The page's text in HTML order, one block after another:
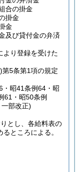
合の掛金
掛金
金
及び貸付金の弁済
より登録を受けた
第5条第1項の規定
・昭41条例64・昭
61・昭50条例
部改正)
とし、各給料表の
ところによる。